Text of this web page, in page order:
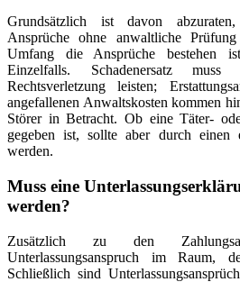
Grundsätzlich ist davon
Ansprüche ohne anwaltliche
Umfang die Ansprüche bestehen
Einzelfalls. Schadenersatz
Rechtsverletzung leisten;
angefallenen Anwaltskosten kommen
Störer in Betracht. Ob eine Täter-
gegeben ist, sollte aber durch einen
werden.
Muss eine
werden?
Zusätzlich zu den
Unterlassungsanspruch im Raum,
Schließlich sind